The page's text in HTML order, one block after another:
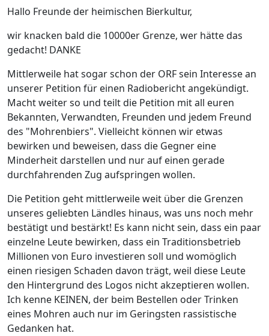
Hallo Freunde der heimischen Bierkultur,
wir knacken bald die 10000er Grenze, wer hätte das
gedacht! DANKE
Mittlerweile hat sogar schon der ORF sein Interesse an
unserer Petition für einen Radiobericht angekündigt.
Macht weiter so und teilt die Petition mit all euren
Bekannten, Verwandten, Freunden und jedem Freund
des "Mohrenbiers". Vielleicht können wir etwas
bewirken und beweisen, dass die Gegner eine
Minderheit darstellen und nur auf einen gerade
durchfahrenden Zug aufspringen wollen.
Die Petition geht mittlerweile weit über die Grenzen
unseres geliebten Ländles hinaus, was uns noch mehr
bestätigt und bestärkt! Es kann nicht sein, dass ein paar
einzelne Leute bewirken, dass ein Traditionsbetrieb
Millionen von Euro investieren soll und womöglich
einen riesigen Schaden davon trägt, weil diese Leute
den Hintergrund des Logos nicht akzeptieren wollen.
Ich kenne KEINEN, der beim Bestellen oder Trinken
eines Mohren auch nur im Geringsten rassistische
Gedanken hat.